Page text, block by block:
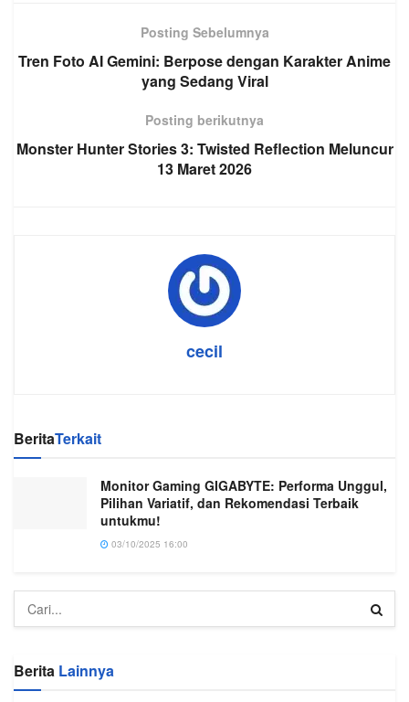
Posting Sebelumnya
Tren Foto AI Gemini: Berpose dengan Karakter Anime
yang Sedang Viral
Posting berikutnya
Monster Hunter Stories 3: Twisted Reflection Meluncur
13 Maret 2026
cecil
BeritaTerkait
Monitor Gaming GIGABYTE: Performa Unggul,
Pilihan Variatif, dan Rekomendasi Terbaik
untukmu!
03/10/2025 16:00
Berita Lainnya